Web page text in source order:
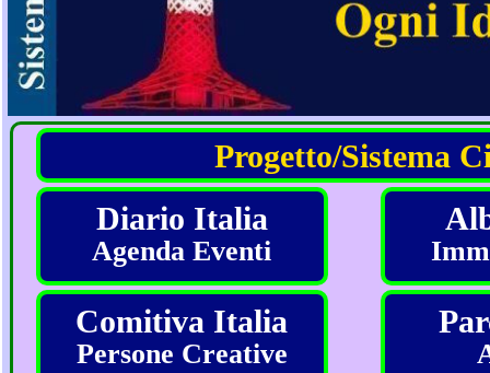
Progetto/Sistema
Diario Italia
Agenda Eventi
Comitiva Italia
Persone Creative